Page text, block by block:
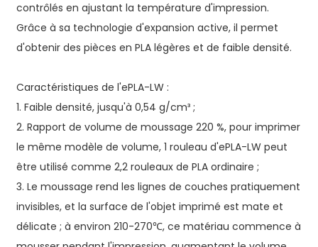
contrôlés en ajustant la température d'impression.
Grâce à sa technologie d'expansion active, il permet
d'obtenir des pièces en PLA légères et de faible densité.
Caractéristiques de l'ePLA-LW :
1. Faible densité, jusqu'à 0,54 g/cm³ ;
2. Rapport de volume de moussage 220 %, pour imprimer
le même modèle de volume, 1 rouleau d'ePLA-LW peut
être utilisé comme 2,2 rouleaux de PLA ordinaire ;
3. Le moussage rend les lignes de couches pratiquement
invisibles, et la surface de l'objet imprimé est mate et
délicate ; à environ 210-270℃, ce matériau commence à